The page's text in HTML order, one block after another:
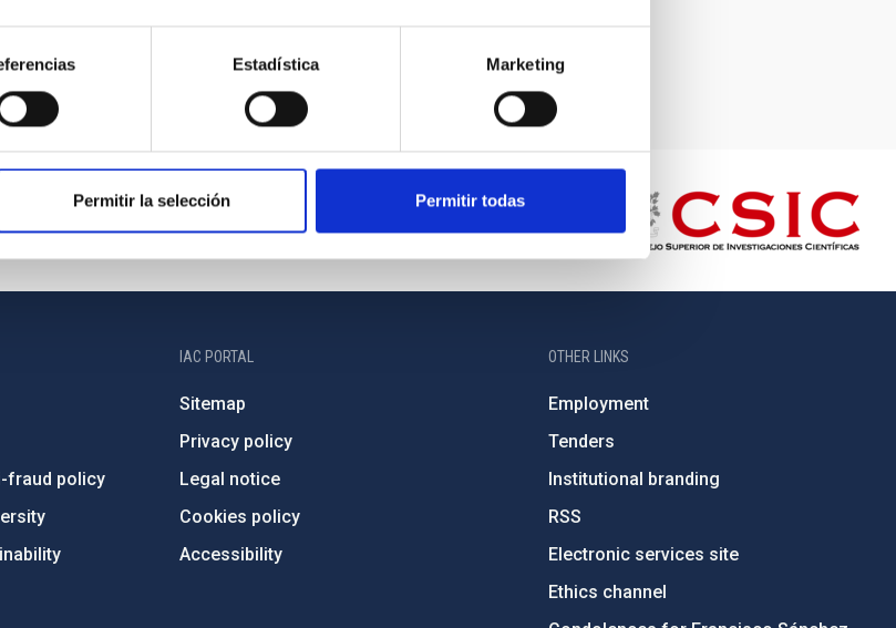
Estadística Marketing
Permitir la selección Permitir todas
fraud policy
IAC PORTAL
Sitemap
Privacy policy
Legal notice
Cookies policy
Accessibility
OTHER LINKS
Employment
Tenders
Institutional branding
RSS
Electronic services site
Ethics channel